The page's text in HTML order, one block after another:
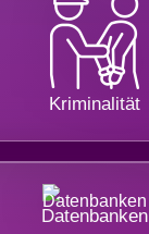
Kriminalität
Datenbanken